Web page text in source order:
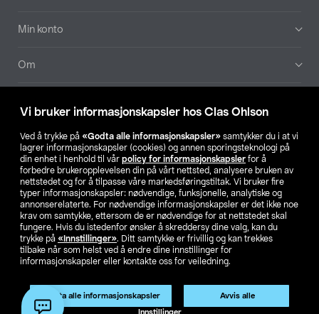
Vi bruker informasjonskapsler hos Clas Ohlson
Ved å trykke på «Godta alle informasjonskapsler» samtykker du i at vi
lagrer informasjonskapsler (cookies) og annen sporingsteknologi på
din enhet i henhold til vår policy for informasjonskapsler for å
forbedre brukeropplevelsen din på vårt nettsted, analysere bruken av
nettstedet og for å tilpasse våre markedsføringstiltak. Vi bruker fire
typer informasjonskapsler: nødvendige, funksjonelle, analytiske og
annonserelaterte. For nødvendige informasjonskapsler er det ikke noe
krav om samtykke, ettersom de er nødvendige for at nettstedet skal
fungere. Hvis du istedenfor ønsker å skreddersy dine valg, kan du
trykke på «Innstillinger». Ditt samtykke er frivillig og kan trekkes
tilbake når som helst ved å endre dine innstillinger for
informasjonskapsler eller kontakte oss for veiledning.
Godta alle informasjonskapsler Avvis alle
Innstillinger
Min konto
Om
Våre selskaper
Finn din butikk
SE NO FI
Privacy statement Medlemsvilkår Kjøpsvilkår
For bedrifter